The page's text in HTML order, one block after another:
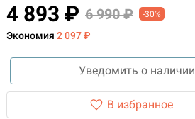
4 893 ₽ 6 990 ₽ -30%
Экономия 2 097 ₽
Уведомить о наличии
В избранное